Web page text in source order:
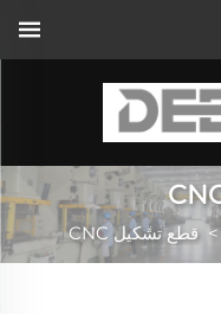
قطع تشكيل CNC